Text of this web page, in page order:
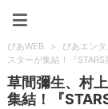
ぴあWEB > ぴあエンタ
スターが集結！『
草間彌生、村
集結！『